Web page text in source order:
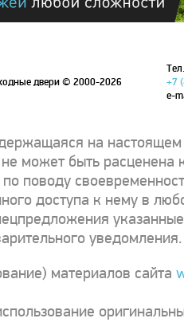
двери© 2000-2026
+7
e-
на настоящем
не может быть
по поводу
доступа к нему в
уведомления.
материалов сайта